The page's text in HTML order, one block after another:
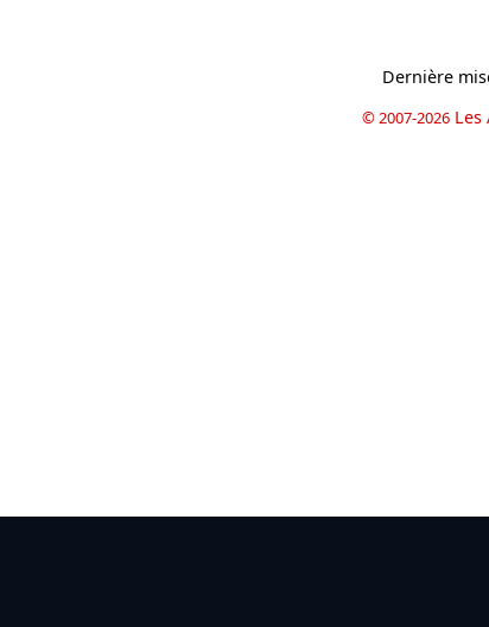
Dernière
© 2007-2026 Les